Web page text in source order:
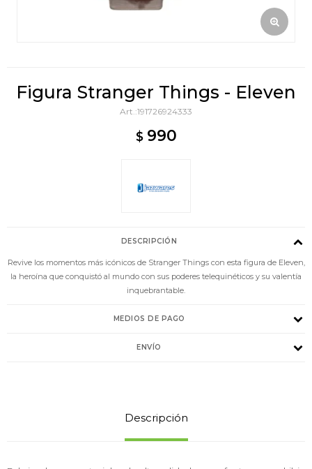
Figura Stranger Things - Eleven
191726924333
$ 990
DESCRIPCIÓN
Revive los momentos más icónicos de Stranger Things con esta figura de Eleven,
la heroína que conquistó al mundo con sus poderes telequinéticos y su valentía
inquebrantable.
MEDIOS DE PAGO
ENVÍO
Descripción